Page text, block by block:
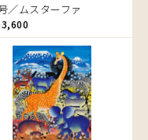
／ムスターファ